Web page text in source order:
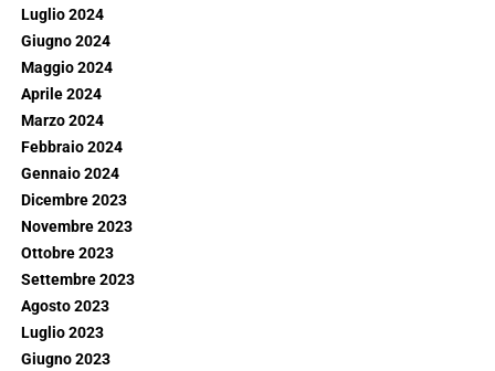
Luglio 2024
Giugno 2024
Maggio 2024
Aprile 2024
Marzo 2024
Febbraio 2024
Gennaio 2024
Dicembre 2023
Novembre 2023
Ottobre 2023
Settembre 2023
Agosto 2023
Luglio 2023
Giugno 2023